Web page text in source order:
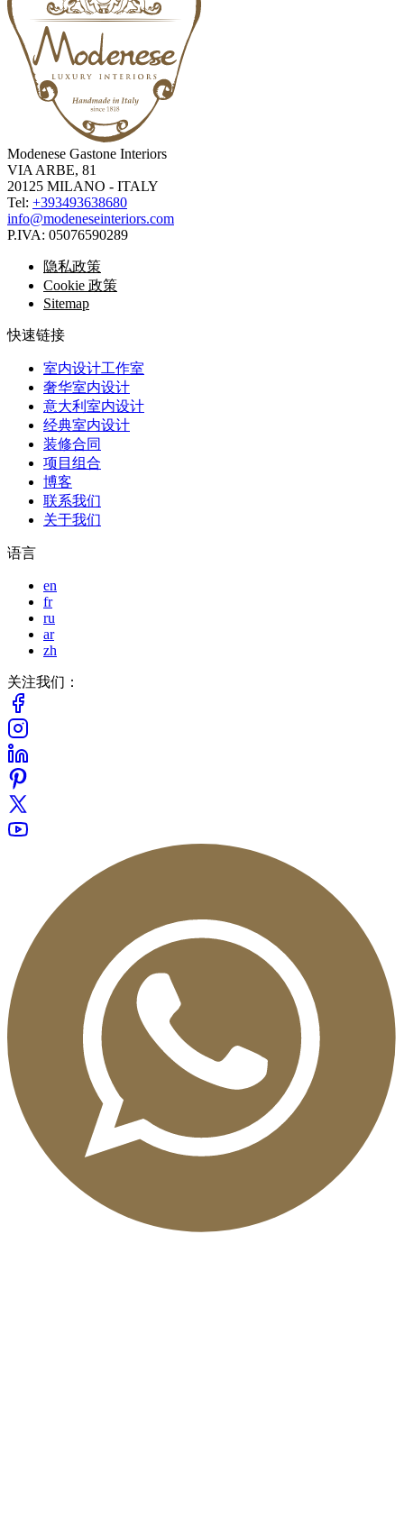
Modenese Gastone Interiors
VIA ARBE, 81
20125 MILANO - ITALY
Tel: +393493638680
info@modeneseinteriors.com
P.IVA: 05076590289
隐私政策
Cookie 政策
Sitemap
快速链接
室内设计工作室
奢华室内设计
意大利室内设计
经典室内设计
装修合同
项目组合
博客
联系我们
关于我们
语言
en
fr
ru
ar
zh
关注我们：